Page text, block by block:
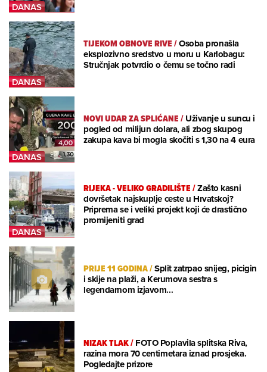
TIJEKOM OBNOVE RIVE/Osoba pronašla
eksplozivno sredstvo u moru u Karlobagu:
Stručnjak potvrdio o čemu se točno radi
NOVI UDAR ZA SPLIĆANE/Uživanje u suncu i
pogled od milijun dolara, ali zbog skupog
zakupa kava bi mogla skočiti s 1,30 na 4 eura
RIJEKA - VELIKO GRADILIŠTE/Zašto kasni
dovršetak najskuplje ceste u Hrvatskoj?
Priprema se i veliki projekt koji će drastično
promijeniti grad
PRIJE 11 GODINA/Split zatrpao snijeg, picigin
i skije na plaži, a Kerumova sestra s
legendarnom izjavom...
NIZAK TLAK/FOTO Poplavila splitska Riva,
razina mora 70 centimetara iznad prosjeka.
Pogledajte prizore